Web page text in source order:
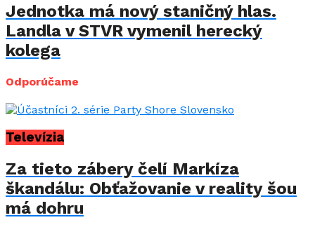
Jednotka má nový staničný hlas.
Landla v STVR vymenil herecký
kolega
Odporúčame
Televízia
Za tieto zábery čelí Markíza
škandálu: Obťažovanie v reality šou
má dohru